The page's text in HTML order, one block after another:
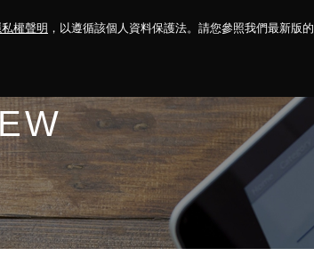
私權聲明 ，以遵循該個人資料保護法。請您參照我們最新版的
招募 最新消息 聯絡我們